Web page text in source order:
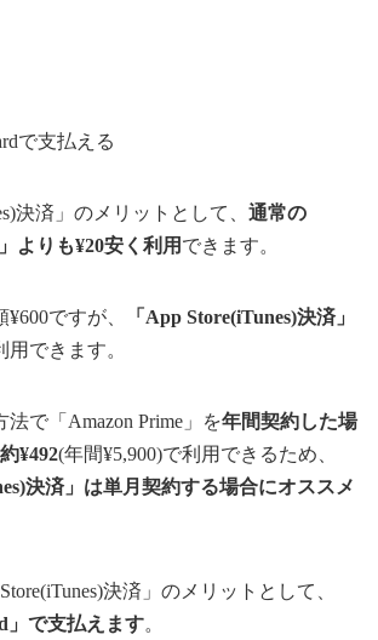
で支払える
決済」のメリットとして、 通常の
よりも¥20安く利用 できます。
ですが、
「App Store(iTunes)決済」
用できます。
で「Amazon Prime」を年間契約した場
¥492(年間¥5,900)で利用できるため、
決済」は単月契約する場合にオススメ
決済」のメリットとして、
」で支払えます。